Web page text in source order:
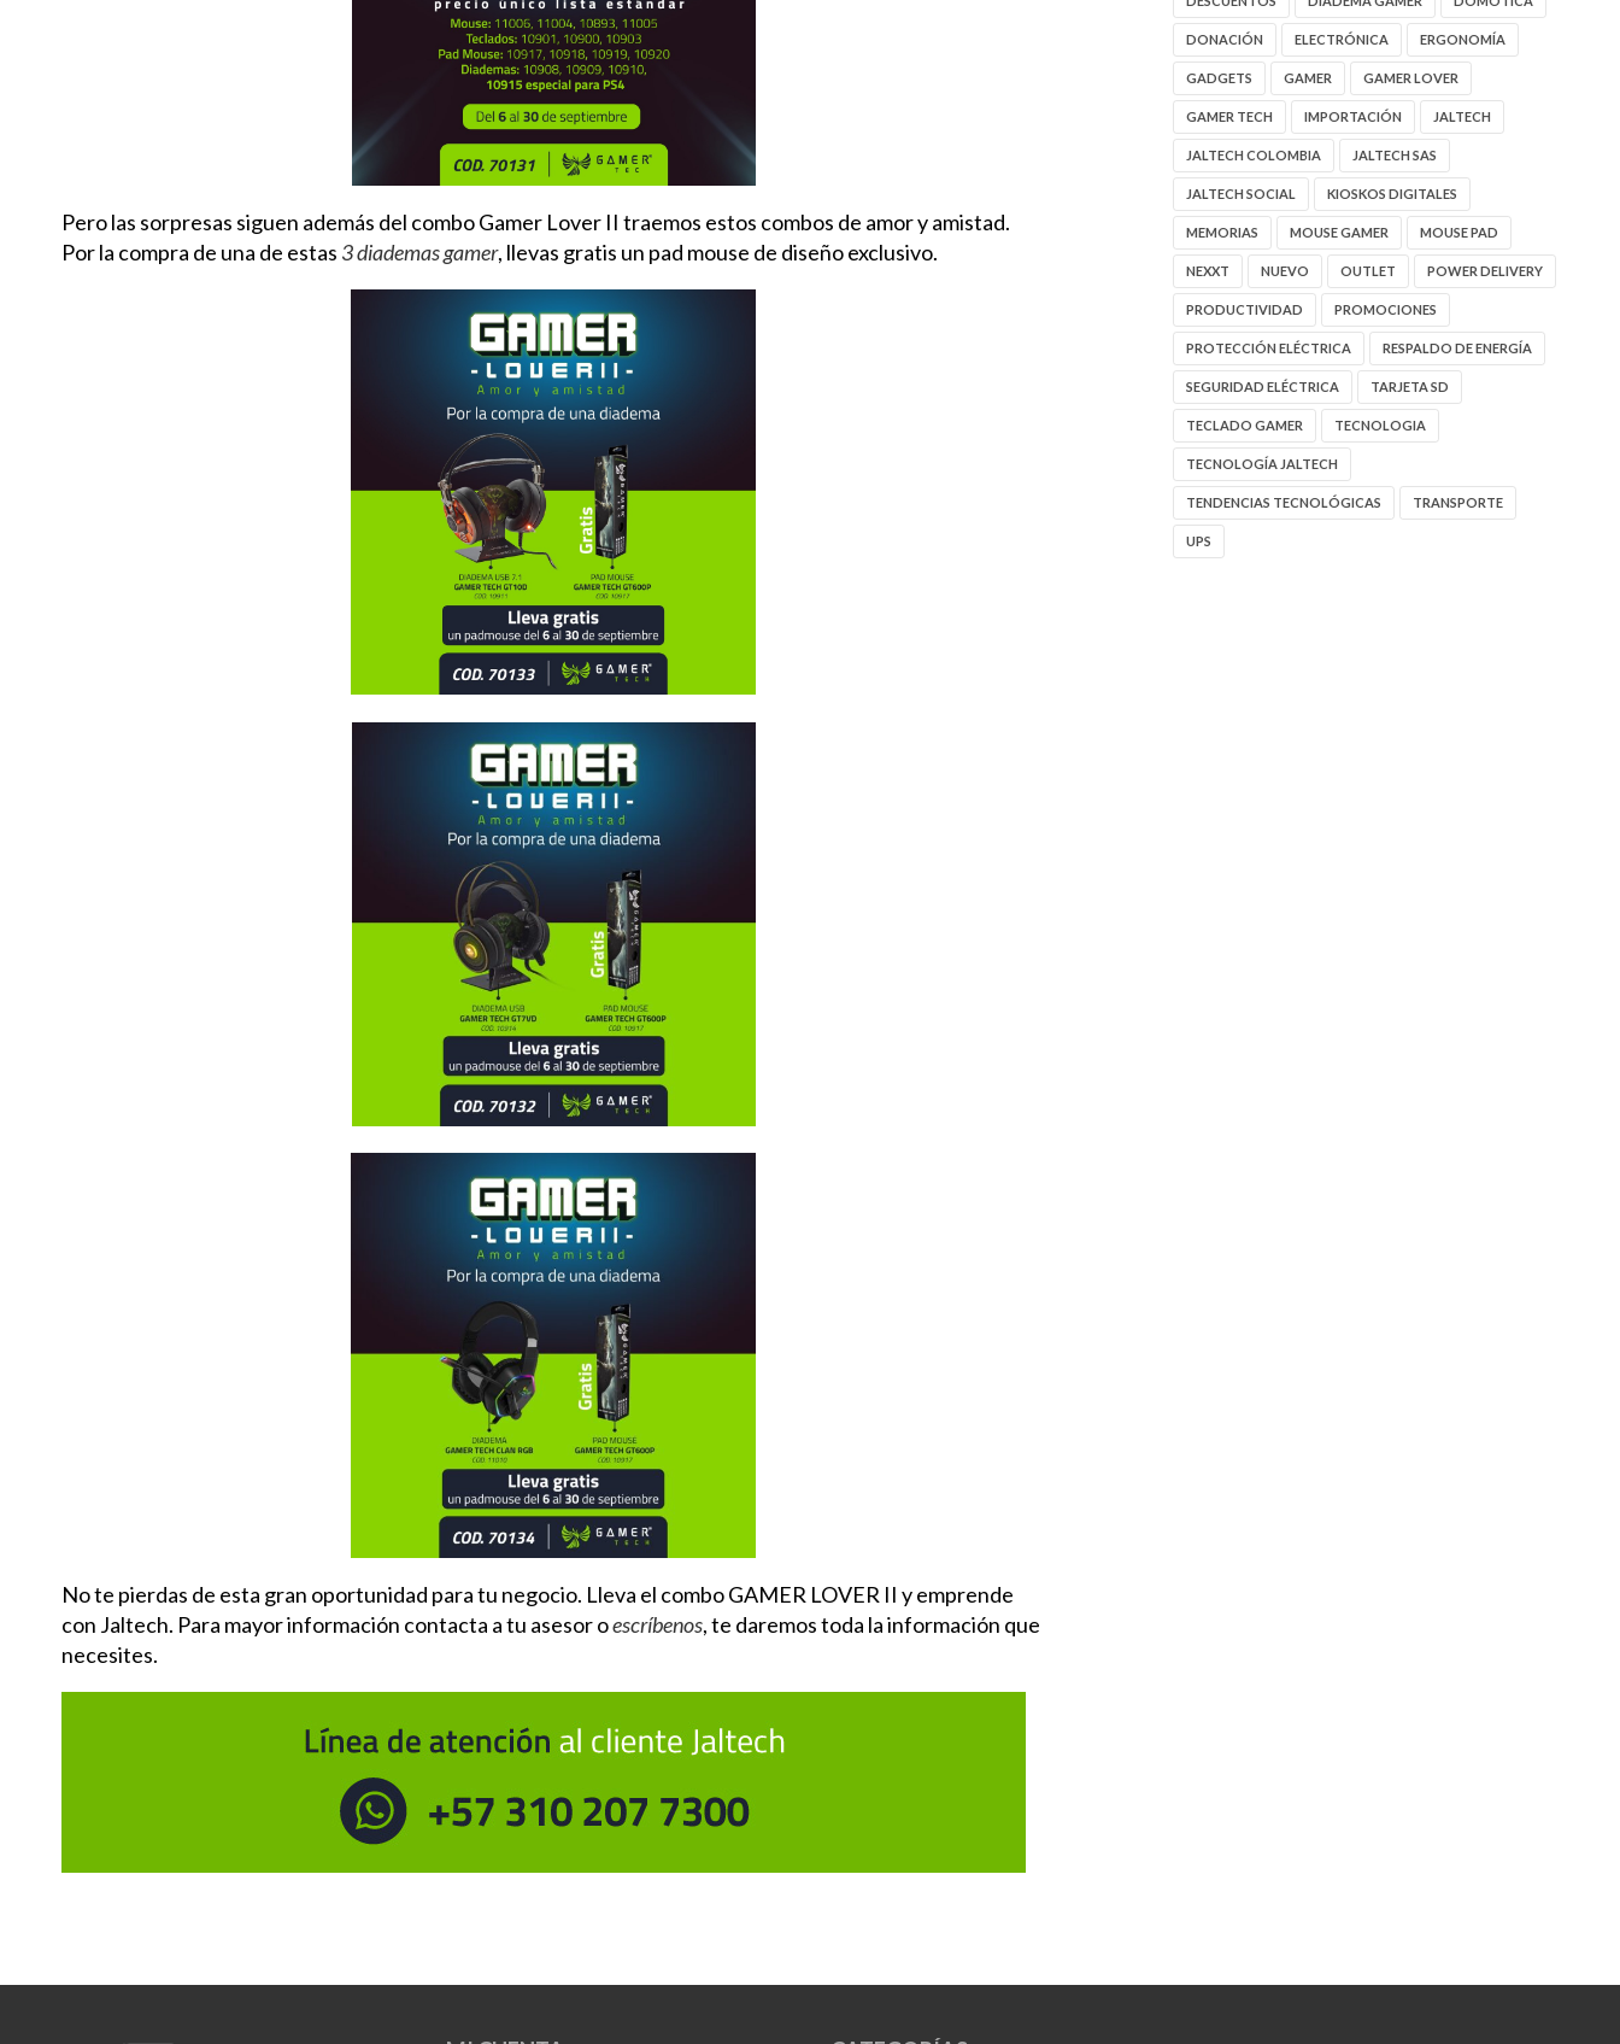
Pero las sorpresas siguen además del combo Gamer Lover II traemos estos combos de amor yamistad.
Por la compra de una de estas 3 diademas gamer, llevas gratis un pad mouse de diseño exclusivo.
No te pierdas de esta gran oportunidad para tu negocio. Lleva el combo GAMER LOVER II y emprende
con Jaltech. Para mayor información contacta a tu asesor oescríbenos, te daremos toda la información que
necesites.
DONACIÓN ELECTRÓNICA ERGONOMÍA
GADGETS GAMER GAMER LOVER
GAMER TECH IMPORTACIÓN JALTECH
JALTECH COLOMBIA JALTECH SAS
JALTECH SOCIAL KIOSKOS DIGITALES
MEMORIAS MOUSE GAMER MOUSE PAD
NEXXT NUEVO OUTLET POWER DELIVERY
PRODUCTIVIDAD PROMOCIONES
PROTECCIÓN ELÉCTRICA RESPALDO DE ENERGÍA
SEGURIDAD ELÉCTRICA TARJETA SD
TECLADO GAMER TECNOLOGIA
TECNOLOGÍA JALTECH
TENDENCIAS TECNOLÓGICAS TRANSPORTE
UPS